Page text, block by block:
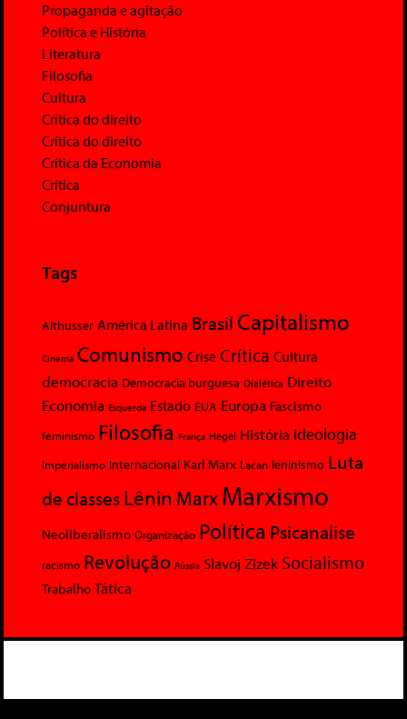
Propaganda e agitação
Política e História
Literatura
Filosofia
Cultura
Crítica do direito
Crítica do direito
Crítica da Economia
Crítica
Conjuntura
Tags
Althusser América Latina Brasil Capitalismo
Cinema Comunismo Crise Crítica Cultura
democracia Democracia burguesa Dialética Direito
Economia Esquerda Estado EUA Europa Fascismo
feminismo Filosofia França Hegel História Ideologia
Imperialismo Internacional Karl Marx Lacan leninismo Luta
de classesLênin MarxMarxismo
Neoliberalismo Organização Política Psicanalise
racismo Revolução Rússia Slavoj Zizek Socialismo
Trabalho Tática